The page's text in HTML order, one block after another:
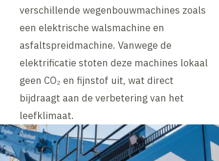
verschillende wegenbouwmachines zoals
een elektrische walsmachine en
asfaltspreidmachine. Vanwege de
elektrificatie stoten deze machines lokaal
geen CO₂ en fijnstof uit, wat direct
bijdraagt aan de verbetering van het
leefklimaat.